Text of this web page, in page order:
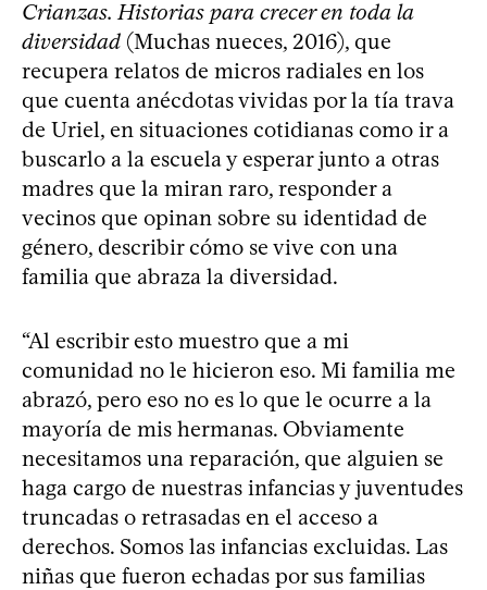
Crianzas. Historias para crecer en toda la
diversidad (Muchas nueces, 2016), que
recupera relatos de micros radiales en los
que cuenta anécdotas vividas por la tía trava
de Uriel, en situaciones cotidianas como ir a
buscarlo a la escuela y esperar junto a otras
madres que la miran raro, responder a
vecinos que opinan sobre su identidad de
género, describir cómo se vive con una
familia que abraza la diversidad.
“Al escribir esto muestro que a mi
comunidad no le hicieron eso. Mi familia me
abrazó, pero eso no es lo que le ocurre a la
mayoría de mis hermanas. Obviamente
necesitamos una reparación, que alguien se
haga cargo de nuestras infancias y juventudes
truncadas o retrasadas en el acceso a
derechos. Somos las infancias excluidas. Las
niñas que fueron echadas por sus familias